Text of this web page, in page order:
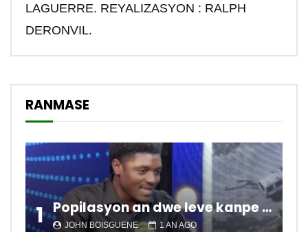
LAGUERRE. REYALIZASYON : RALPH
DERONVIL.
RANMASE
1 Popilasyon an dwe leve kanpe pou chanje sitiyasyon kawotik l’ap viv nan peyi a.
JOHN BOISGUENE 1 AN AGO